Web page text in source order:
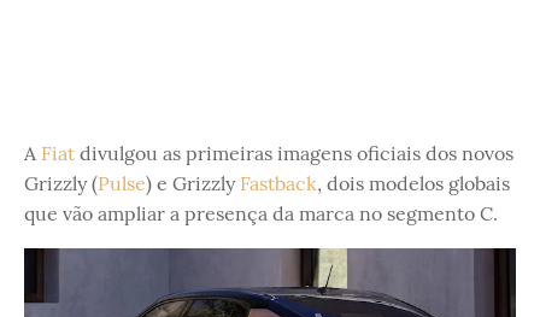
A Fiat divulgou as primeiras imagens oficiais dos novos
Grizzly (Pulse) e Grizzly Fastback, dois modelos globais
que vão ampliar a presença da marca no segmento C.